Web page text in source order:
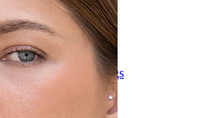
das joias para
com Piercings